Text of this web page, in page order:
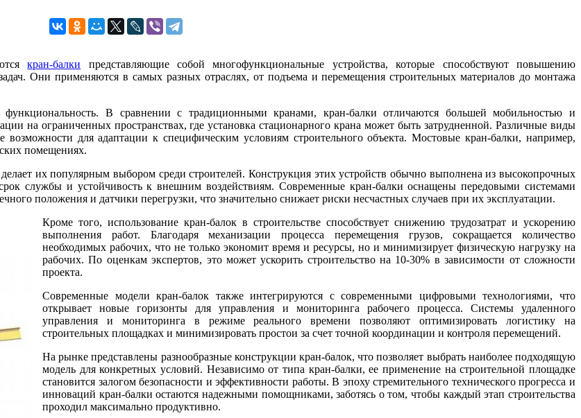
кран-балки представляющие собой многофункциональные устройства, которые способствуют повышению
Они применяются в самых разных отраслях, от подъема и перемещения строительных материалов до монтажа
В сравнении с традиционными кранами, кран-балки отличаются большей мобильностью и
на ограниченных пространствах, где установка стационарного крана может быть затрудненной. Различные виды
для адаптации к специфическим условиям строительного объекта. Мостовые кран-балки, например,
помещениях.
их популярным выбором среди строителей. Конструкция этих устройств обычно выполнена из высокопрочных
службы и устойчивость к внешним воздействиям. Современные кран-балки оснащены передовыми системами
положения и датчики перегрузки, что значительно снижает риски несчастных случаев при их эксплуатации.
Кроме того, использование кран-балок в строительстве способствует снижению трудозатрат и ускорению
выполнения работ. Благодаря механизации процесса перемещения грузов, сокращается количество
необходимых рабочих, что не только экономит время и ресурсы, но и минимизирует физическую нагрузку на
рабочих. По оценкам экспертов, это может ускорить строительство на 10-30% в зависимости от сложности
проекта.
Современные модели кран-балок также интегрируются с современными цифровыми технологиями, что
открывает новые горизонты для управления и мониторинга рабочего процесса. Системы удаленного
управления и мониторинга в режиме реального времени позволяют оптимизировать логистику на
строительных площадках и минимизировать простои за счет точной координации и контроля перемещений.
На рынке представлены разнообразные конструкции кран-балок, что позволяет выбрать наиболее подходящую
модель для конкретных условий. Независимо от типа кран-балки, ее применение на строительной площадке
становится залогом безопасности и эффективности работы. В эпоху стремительного технического прогресса и
инноваций кран-балки остаются надежными помощниками, заботясь о том, чтобы каждый этап строительства
проходил максимально продуктивно.